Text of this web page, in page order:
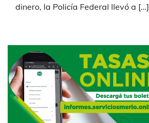
dinero, la Policía Federal llevó a […]